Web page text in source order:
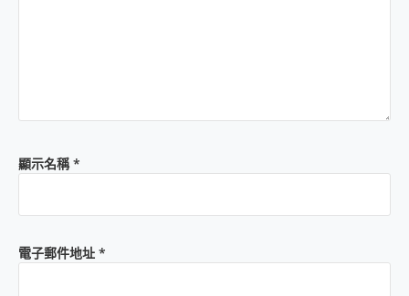
顯示名稱*
電子郵件地址 *